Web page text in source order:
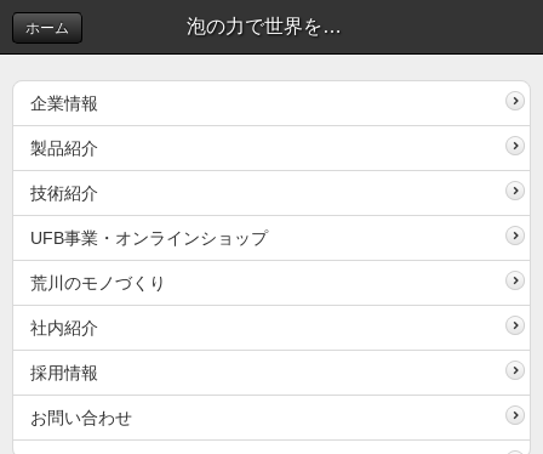
泡の力で世界を変える
ホーム
企業情報
製品紹介
技術紹介
UFB事業・オンラインショップ
荒川のモノづくり
社内紹介
採用情報
お問い合わせ